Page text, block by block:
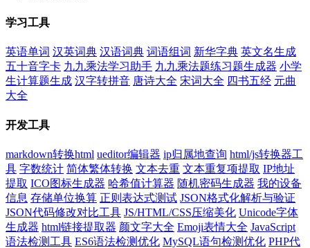
学习工具
英语单词 汉英词典 汉语词典 词语组词 新华字典 英文名生成
五十音字卡 九九乘法学习助手 九九乘法题练习题生成器 小学
生计算题生成 汉字转拼音 唐诗大全 宋词大全 四书五经 元曲
大全
开发工具
markdown转换html ueditor编辑器 ip归属地查询 html/js转换器工
具 字数统计 简体繁体转换 文本去重 文本重复项提取 IP地址
提取 ICO图标生成器 哈希值计算器 随机密码生成器 我的设备
信息 存储单位换算 正则表达式测试 JSON格式化解析与验证
JSON代码修改对比工具 JS/HTML/CSS压缩美化 Unicode字体
生成器 html链接提取器 颜文字大全 Emoji表情大全 JavaScript
语法检测工具 ES6语法检测优化 MySQL语句检测优化 PHP代